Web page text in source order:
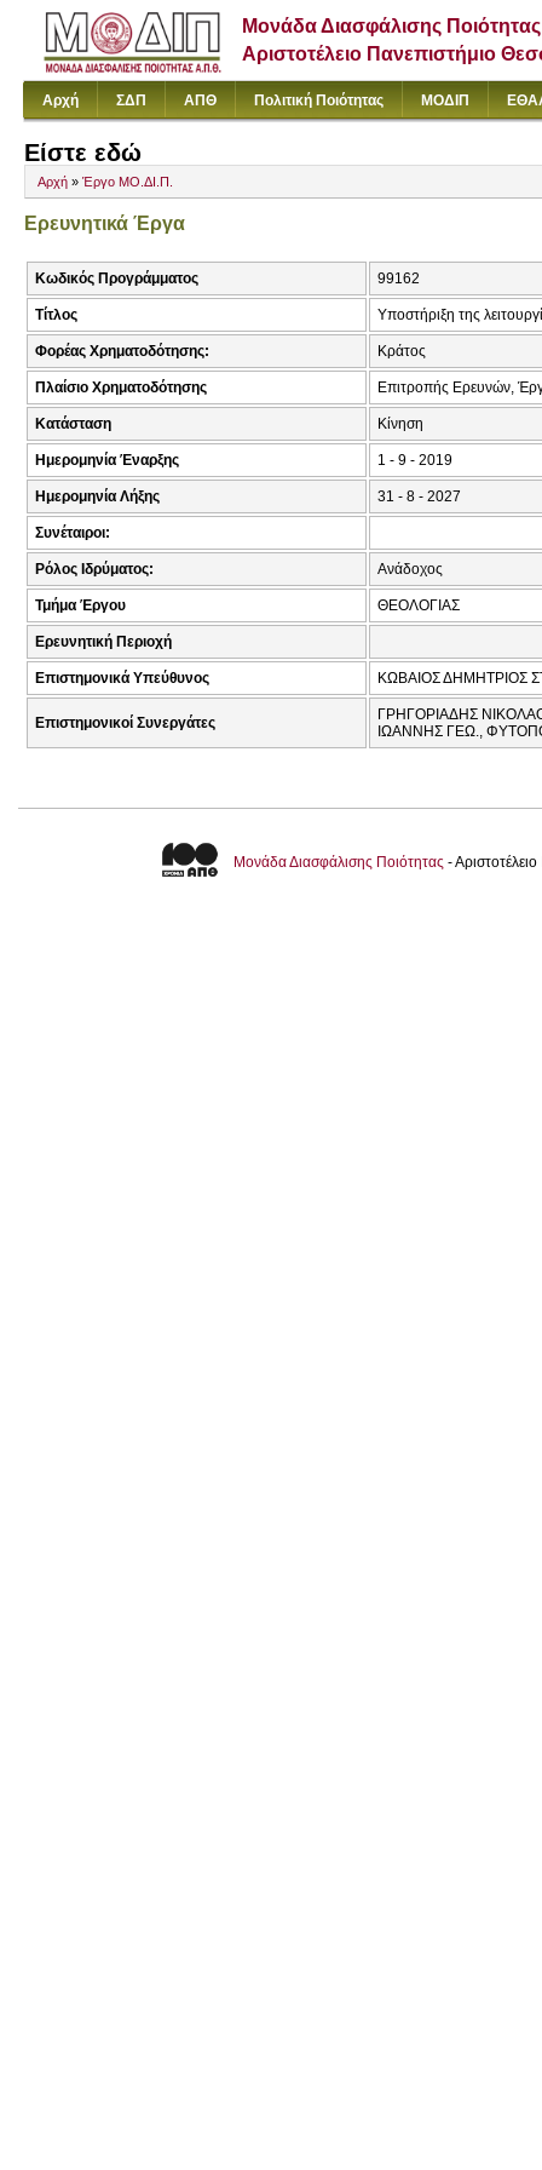
Μονάδα Διασφάλισης Ποιότητας
Αριστοτέλειο Πανεπιστήμιο
Αρχή ΣΔΠ ΑΠΘ Πολιτική Ποιότητας ΜΟΔΙΠ
Είστε εδώ
Αρχή » Έργο ΜΟ.ΔΙ.Π.
Ερευνητικά Έργα
Κωδικός Προγράμματος 99162
Τίτλος Υποστήριξη της
Φορέας Χρηματοδότησης: Κράτος
Πλαίσιο Χρηματοδότησης Επιτροπής Ερευνών,
Κατάσταση Κίνηση
Ημερομηνία Έναρξης 1 - 9 - 2019
Ημερομηνία Λήξης 31 - 8 - 2027
Συνέταιροι:
Ρόλος Ιδρύματος: Ανάδοχος
Τμήμα Έργου ΘΕΟΛΟΓΙΑΣ
Ερευνητική Περιοχή
Επιστημονικά Υπεύθυνος ΚΩΒΑΙΟΣ ΔΗΜΗΤΡΙΟΣ
Επιστημονικοί Συνεργάτες
ΓΡΗΓΟΡΙΑΔΗΣ
ΙΩΑΝΝΗΣ ΓΕΩ.,
Μονάδα Διασφάλισης Ποιότητας -